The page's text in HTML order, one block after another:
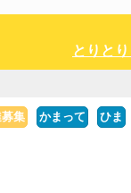
とりと
集 かまって ひま